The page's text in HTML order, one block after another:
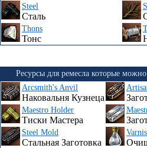
Steel
Сталь
Thons
Тонс
Ресурсы для ремесла которые
Arcsmith's Anvil
Наковальня Кузнеца
Maestro Holder
Тиски Мастера
Steel Mold
Стальная Заготовка